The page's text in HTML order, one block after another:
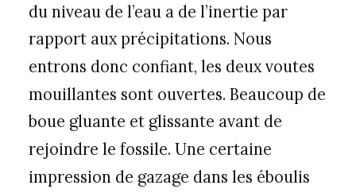
du niveau de l’eau a de l’inertie par
rapport aux précipitations. Nous
entrons donc confiant, les deux voutes
mouillantes sont ouvertes. Beaucoup de
boue gluante et glissante avant de
rejoindre le fossile. Une certaine
impression de gazage dans les éboulis